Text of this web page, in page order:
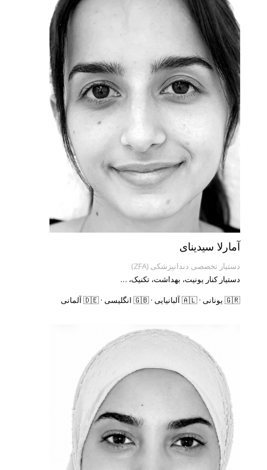
آمارلا سیدینای
دستیار تخصصی دندانپزشکی (ZFA)
دستیار کنار یونیت، بهداشت، تکنیک، …
🇬🇷 یونانی · 🇦🇱 آلبانیایی · 🇬🇧 انگلیسی · 🇩🇪 آلمانی